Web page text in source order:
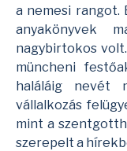
a nemesi rangot.
anyakönyvek
nagybirtokos
müncheni
haláláig nevét
vállalkozás
mint a
szerepelt a